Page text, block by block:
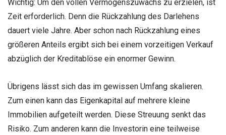
Wichtig: Um den vollen Vermögenszuwachs zu erzielen, ist
Zeit erforderlich. Denn die Rückzahlung des Darlehens
dauert viele Jahre. Aber schon nach Rückzahlung eines
größeren Anteils ergibt sich bei einem vorzeitigen Verkauf
abzüglich der Kreditablöse ein enormer Gewinn.
Übrigens lässt sich das im gewissen Umfang skalieren.
Zum einen kann das Eigenkapital auf mehrere kleine
Immobilien aufgeteilt werden. Diese Streuung senkt das
Risiko. Zum anderen kann die Investorin eine teilweise